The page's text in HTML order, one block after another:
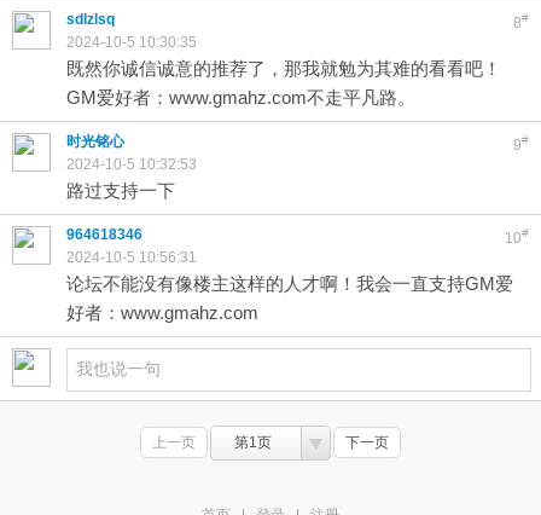
8#
sdlzlsq
2024-10-5 10:30:35
既然你诚信诚意的推荐了，那我就勉为其难的看看吧！
GM爱好者：www.gmahz.com不走平凡路。
9#
时光铭心
2024-10-5 10:32:53
路过支持一下
10#
964618346
2024-10-5 10:56:31
论坛不能没有像楼主这样的人才啊！我会一直支持GM爱
好者：www.gmahz.com
上一页 第1页 下一页